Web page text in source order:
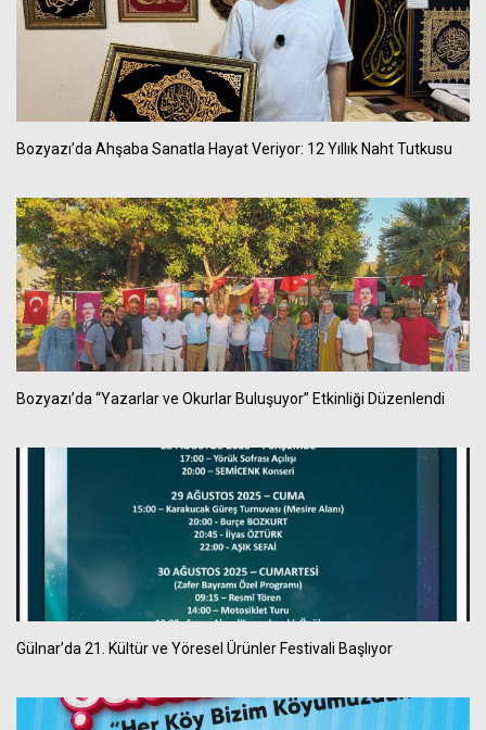
Bozyazı’da Ahşaba Sanatla Hayat Veriyor: 12 Yıllık Naht Tutkusu
Bozyazı’da “Yazarlar ve Okurlar Buluşuyor” Etkinliği Düzenlendi
Gülnar’da 21. Kültür ve Yöresel Ürünler Festivali Başlıyor